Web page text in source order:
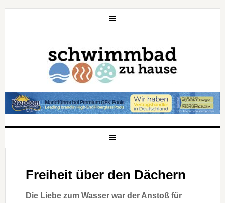
Freiheit über den Dächern
Die Liebe zum Wasser war der Anstoß für